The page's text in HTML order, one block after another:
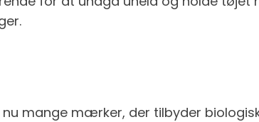
mange mærker, der tilbyder